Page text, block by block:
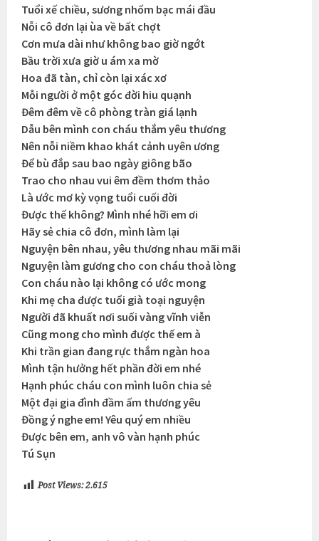
Tuổi xế chiều, sương nhốm bạc mái đầu
Nỗi cô đơn lại ùa về bất chợt
Cơn mưa dài như không bao giờ ngớt
Bầu trời xưa giờ u ám xa mờ
Hoa đã tàn, chỉ còn lại xác xơ
Mỗi người ở một góc đời hiu quạnh
Đêm đêm về cô phòng tràn giá lạnh
Dẫu bên mình con cháu thắm yêu thương
Nên nỗi niềm khao khát cảnh uyên ương
Để bù đắp sau bao ngày giông bão
Trao cho nhau vui êm đềm thơm thảo
Là ước mơ kỳ vọng tuổi cuối đời
Được thế không? Mình nhé hỡi em ơi
Hãy sẻ chia cô đơn, mình làm lại
Nguyện bên nhau, yêu thương nhau mãi mãi
Nguyện làm gương cho con cháu thoả lòng
Con cháu nào lại không có ước mong
Khi mẹ cha được tuổi già toại nguyện
Người đã khuất nơi suối vàng vĩnh viễn
Cũng mong cho mình được thế em à
Khi trần gian đang rực thắm ngàn hoa
Mình tận hưởng hết phần đời em nhé
Hạnh phúc cháu con mình luôn chia sẻ
Một đại gia đình đầm ấm thương yêu
Đồng ý nghe em! Yêu quý em nhiều
Được bên em, anh vô vàn hạnh phúc
Tú Sụn
Post Views: 2.615